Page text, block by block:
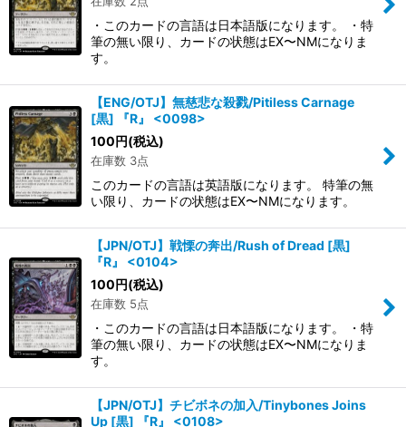
・このカードの言語は日本語版になります。 ・特
筆の無い限り、カードの状態はEX〜NMになりま
す。
【ENG/OTJ】無慈悲な殺戮/Pitiless Carnage
[黒] 『R』 <0098>
100円(税込)
在庫数 3点
このカードの言語は英語版になります。 特筆の無
い限り、カードの状態はEX〜NMになります。
【JPN/OTJ】戦慄の奔出/Rush of Dread [黒]
『R』 <0104>
100円(税込)
在庫数 5点
・このカードの言語は日本語版になります。 ・特
筆の無い限り、カードの状態はEX〜NMになりま
す。
【JPN/OTJ】チビボネの加入/Tinybones Joins
Up [黒] 『R』 <0108>